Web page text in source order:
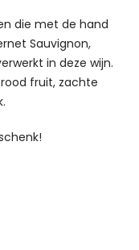
die met de hand
Sauvignon,
in deze wijn.
fruit, zachte